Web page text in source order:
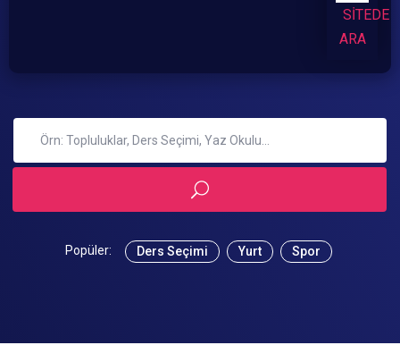
SİTEDE
ARA
Popüler: Ders Seçimi Yurt Spor